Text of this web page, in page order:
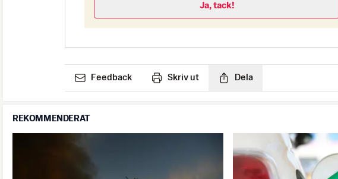
Ja, tack!
Feedback Skriv ut Dela
REKOMMENDERAT